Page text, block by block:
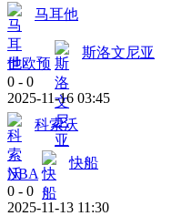
马耳他
世欧预
斯洛文尼亚
0 - 0
2025-11-16 03:45
科索沃
NBA
快船
0 - 0
2025-11-13 11:30